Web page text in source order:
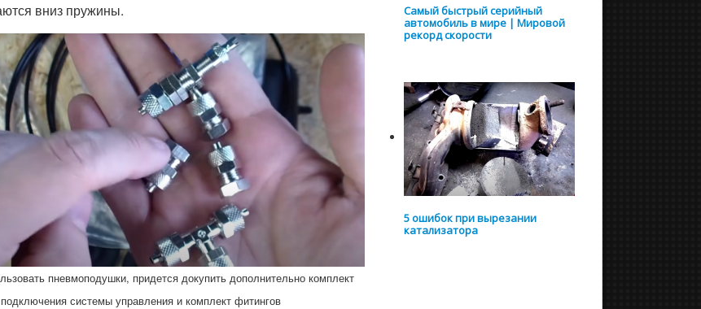
вниз пружины.
пневмоподушки, придется докупить дополнительно комплект
системы управления и комплект фитингов
Самый быстрый серийный
автомобиль в мире | Мировой
рекорд скорости
5 ошибок при вырезании
катализатора